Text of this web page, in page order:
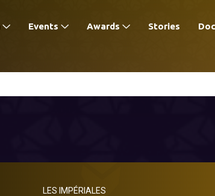
Events Awards Stories
LES IMPÉRIALES